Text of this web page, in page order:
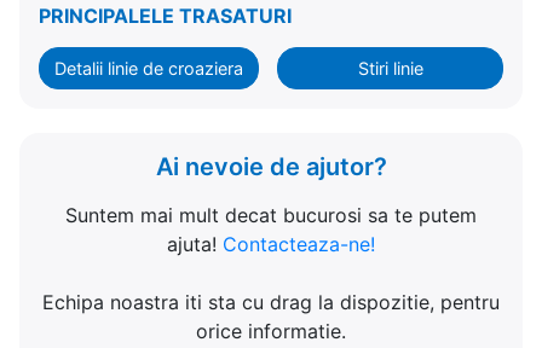
PRINCIPALELE TRASATURI
Detalii linie de croaziera Stiri linie
Ai nevoie de ajutor?
Suntem mai mult decat bucurosi sa te putem
ajuta! Contacteaza-ne!
Echipa noastra iti sta cu drag la dispozitie, pentru
orice informatie.